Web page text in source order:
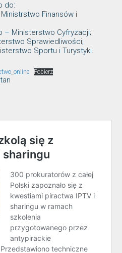
do:
Finansów i
– Ministerstwo Cyfryzacji;
Sprawiedliwości;
Sportu i Turystyki.
Pobierz